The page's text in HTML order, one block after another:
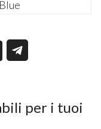
per i tuoi